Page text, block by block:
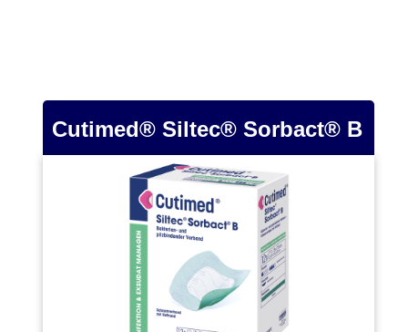
Cutimed® Siltec® Sorbact® B